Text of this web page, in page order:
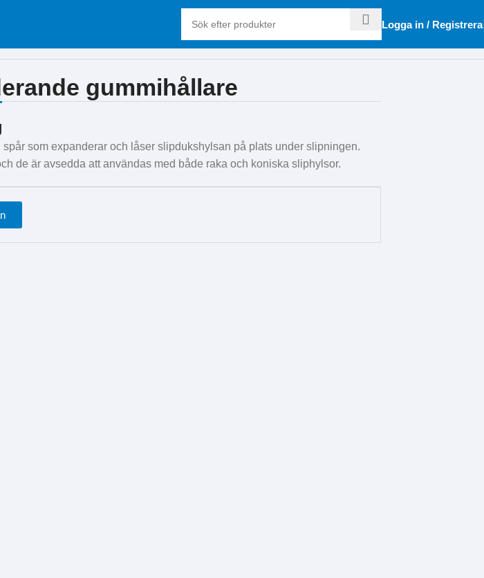
Logga in / Registrera
gummihållare
spår som expanderar och låser slipdukshylsan på plats under slipningen.
de är avsedda att användas med både raka och koniska sliphylsor.